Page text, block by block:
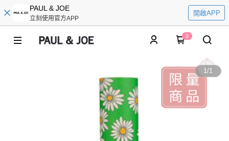
PAUL & JOE
立刻使用官方APP
開啟APP
0
1/1